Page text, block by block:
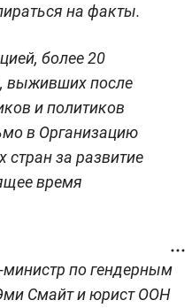
на факты.
более 20
выживших после
и политиков
в Организацию
за развитие
время
по гендерным
Смайт и юрист ООН